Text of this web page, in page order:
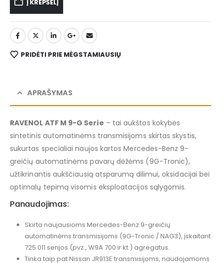
Į KREPŠELĮ
PRIDĖTI PRIE MĖGSTAMIAUSIŲ
APRAŠYMAS
RAVENOL ATF M 9-G Serie – tai aukštos kokybės
sintetinis automatinėms transmisijoms skirtas skystis,
sukurtas specialiai naujos kartos Mercedes-Benz 9-
greičių automatinėms pavarų dėžėms (9G-Tronic),
užtikrinantis aukščiausią atsparumą dilimui, oksidacijai bei
optimalų tepimą visomis eksploatacijos sąlygomis.
Panaudojimas:
Skirta naujausioms Mercedes-Benz 9-greičių
automatinėms transmisijoms (9G-Tronic / NAG3), įskaitant
725.011 serijos (pvz., W9A 700 ir kt.) agregatus.
Tinka taip pat Nissan JR913E transmisijoms, naudojamoms